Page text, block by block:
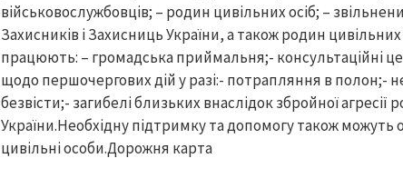
військовослужбовців; – родин цивільних осіб; –
Захисників і Захисниць України, а також родин
працюють: – громадська приймальня;- консультаційні
щодо першочергових дій у разі:- потрапляння в полон;-
безвісти;- загибелі близьких внаслідок збройної агресії
України.Необхідну підтримку та допомогу також
цивільні особи.Дорожня карта